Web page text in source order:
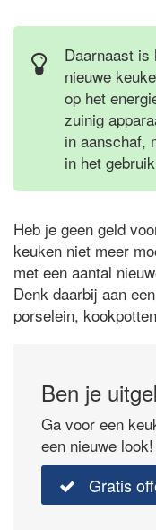
Daarnaast is
nieuwe
op het
zuinig
in aanschaf,
in het
Heb je geen geld
keuken niet meer
met een aantal
Denk daarbij aan
porselein,
Ben je
Ga voor een
een nieuwe look!
Gratis